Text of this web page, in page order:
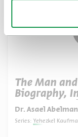
The Man
Biography,
Portrait, and
Dr. Asael Abelman
Series: Yehezkel Kaufmann: